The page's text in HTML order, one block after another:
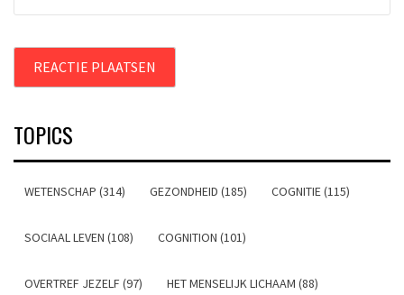
TOPICS
WETENSCHAP (314) GEZONDHEID (185) COGNITIE (115)
SOCIAAL LEVEN (108) COGNITION (101)
OVERTREF JEZELF (97) HET MENSELIJK LICHAAM (88)